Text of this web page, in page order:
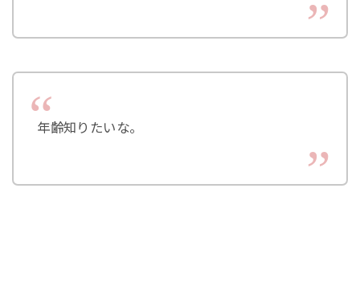
年齢知りたいな。